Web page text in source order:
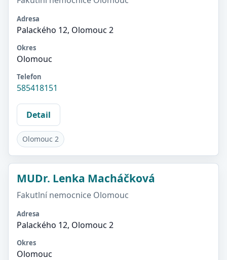
Adresa
Palackého 12, Olomouc 2
Okres
Olomouc
Telefon
585418151
Detail
Olomouc 2
MUDr. Lenka Macháčková
Fakutlní nemocnice Olomouc
Adresa
Palackého 12, Olomouc 2
Okres
Olomouc